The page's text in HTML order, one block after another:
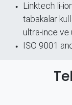
Linktech li-
tabakalar
ultra-ince ve
ISO 9001